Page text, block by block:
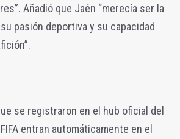
Añadió que Jaén “merecía ser la
pasión deportiva y su capacidad
se registraron en el hub oficial del
entran automáticamente en el